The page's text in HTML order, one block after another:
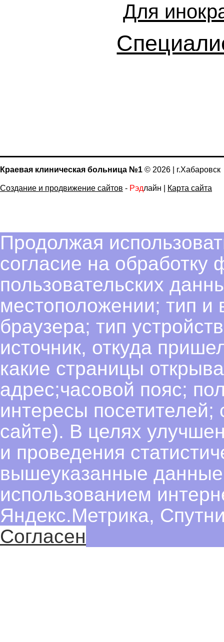
Для
Краевая клиническая больница №1 © 2026 | г.Хабаровск
Создание и продвижение сайтов - Рэдлайн | Карта сайта
Продолжая
согласие на обработку
пользовательских
местоположении; тип и
браузера; тип
источник, откуда
какие страницы
адрес;часовой пояс;
интересы
сайте). В целях
и проведения
вышеуказанные
использованием
Яндекс.Метрика,
Согласен